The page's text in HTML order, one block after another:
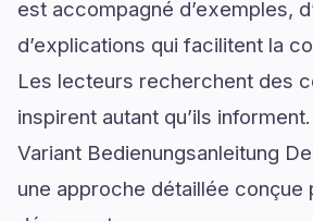
est accompagné d’exemples,
d’explications qui facilitent la
Les lecteurs recherchent des
inspirent autant qu’ils
Variant Bedienungsanleitung
une approche détaillée conçue